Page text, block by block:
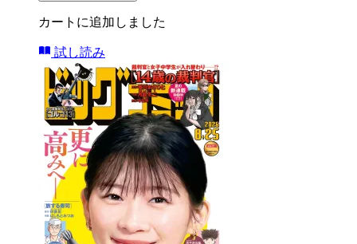
カートに追加しました
試し読み